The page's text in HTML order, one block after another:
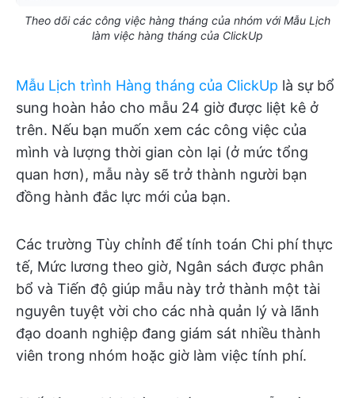
Theo dõi các công việc hàng tháng của nhóm với Mẫu Lịch
làm việc hàng tháng của ClickUp
Mẫu Lịch trình Hàng tháng của ClickUp là sự bổ
sung hoàn hảo cho mẫu 24 giờ được liệt kê ở
trên. Nếu bạn muốn xem các công việc của
mình và lượng thời gian còn lại (ở mức tổng
quan hơn), mẫu này sẽ trở thành người bạn
đồng hành đắc lực mới của bạn.
Các trường Tùy chỉnh để tính toán Chi phí thực
tế, Mức lương theo giờ, Ngân sách được phân
bổ và Tiến độ giúp mẫu này trở thành một tài
nguyên tuyệt vời cho các nhà quản lý và lãnh
đạo doanh nghiệp đang giám sát nhiều thành
viên trong nhóm hoặc giờ làm việc tính phí.